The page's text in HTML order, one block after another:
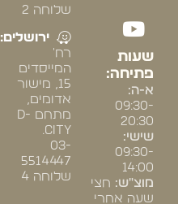
שעות
פתיחה:
א-ה:
09:30-
20:30
שישי:
09:30-
14:00
מוצ"ש: חצי
שעה אחרי
שלוחה 2
ירושלים:
רח'
המייסדים
15, מישור
אדומים,
מתחם D-
CITY.
03-
5514447
שלוחה 4